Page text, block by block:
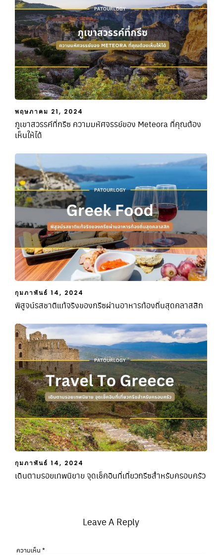
พฤษภาคม 21, 2024
ภูเขาสวรรค์ที่กรีซ ความมหัศจรรย์ของ Meteora ที่คุณต้อง
เห็นให้ได้
กุมภาพันธ์ 14, 2024
พิสูจน์รสชาติแท้จริงของกรีซผ่านอาหารท้องถิ่นสุดคลาสสิก
กุมภาพันธ์ 14, 2024
เดินตามรอยเทพนิยาย จุดเช็คอินที่เที่ยวกรีซสำหรับครอบครัว
Leave A Reply
ความเห็น *